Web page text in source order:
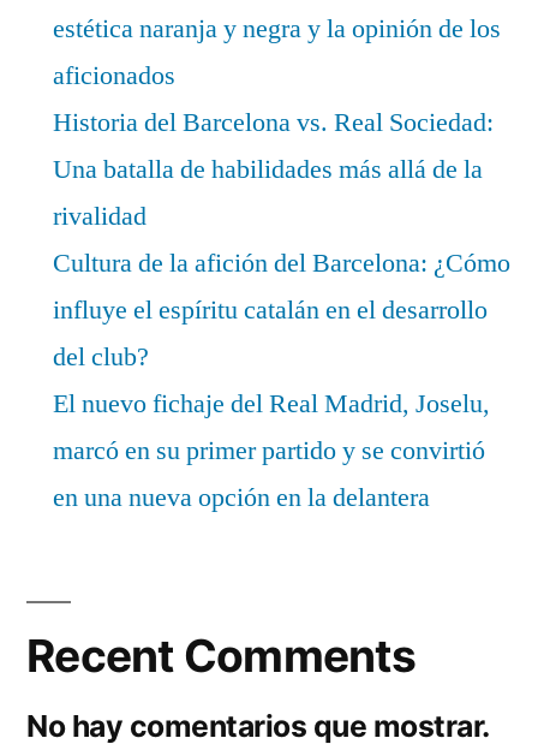
estética naranja y negra y la opinión de los
aficionados
Historia del Barcelona vs. Real Sociedad:
Una batalla de habilidades más allá de la
rivalidad
Cultura de la afición del Barcelona: ¿Cómo
influye el espíritu catalán en el desarrollo
del club?
El nuevo fichaje del Real Madrid, Joselu,
marcó en su primer partido y se convirtió
en una nueva opción en la delantera
Recent Comments
No hay comentarios que mostrar.